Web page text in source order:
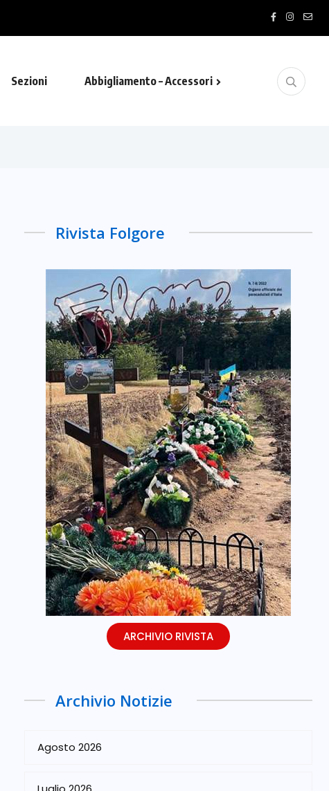
Sezioni Abbigliamento – Accessori
Rivista Folgore
ARCHIVIO RIVISTA
Archivio Notizie
Agosto 2026